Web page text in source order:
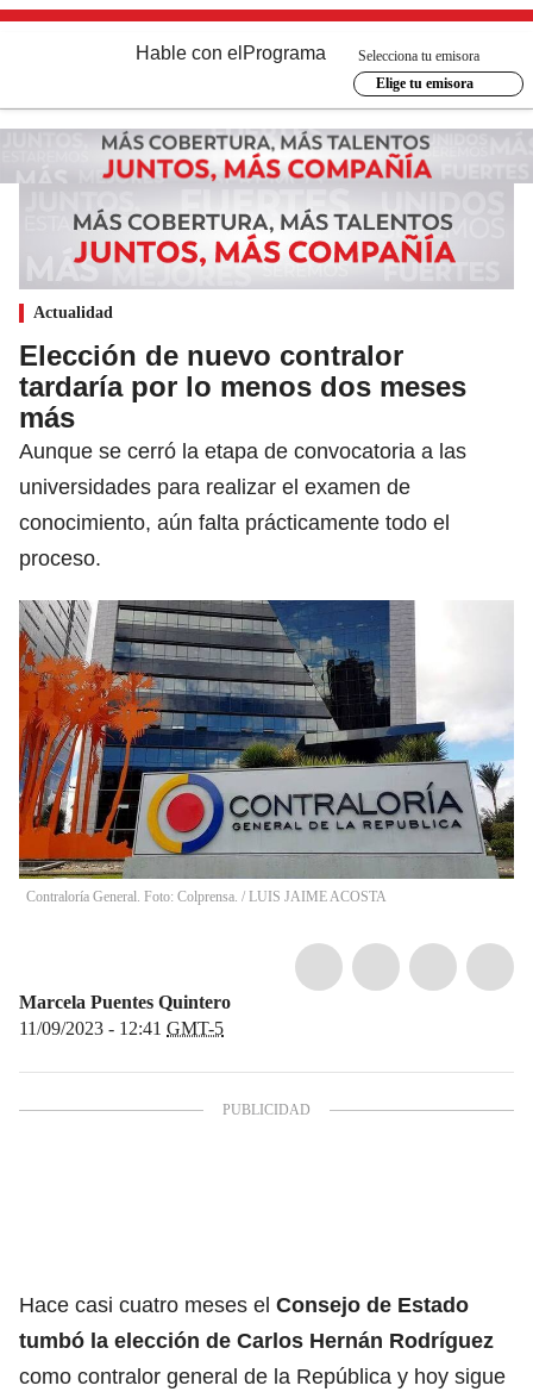
Hable con el Programa
Selecciona tu emisora
Elige tu emisora
Actualidad
Elección de nuevo contralor
tardaría por lo menos dos meses
más
Aunque se cerró la etapa de convocatoria a las
universidades para realizar el examen de
conocimiento, aún falta prácticamente todo el
proceso.
Contraloría General. Foto: Colprensa. / LUIS JAIME ACOSTA
Marcela Puentes Quintero
11/09/2023 - 12:41 GMT-5
Hace casi cuatro meses el Consejo de Estado
tumbó la elección de Carlos Hernán Rodríguez
como contralor general de la República y hoy sigue